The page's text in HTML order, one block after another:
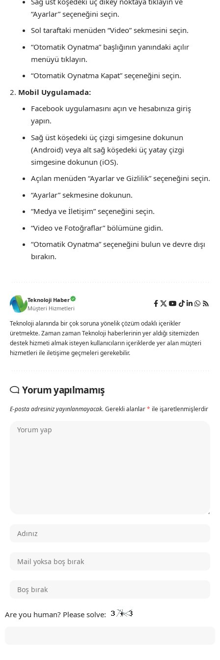
“Ayarlar” seçeneğini seçin.
Sol taraftaki menüden “Video” sekmesini seçin.
“Otomatik Oynatma” başlığının yanındaki açılır
menüyü tıklayın.
“Otomatik Oynatma Kapat” seçeneğini seçin.
Mobil Uygulamada:
Facebook uygulamasını açın ve hesabınıza giriş
yapın.
Sağ üst köşedeki üç çizgi simgesine dokunun
(Android) veya alt sağ köşedeki üç yatay çizgi
simgesine dokunun (iOS).
Açılan menüden “Ayarlar ve Gizlilik” seçeneğini seçin.
“Ayarlar” sekmesine dokunun.
“Medya ve İletişim” seçeneğini seçin.
“Video ve Fotoğraflar” bölümüne gidin.
“Otomatik Oynatma” seçeneğini bulun ve devre dışı
bırakın.
Teknoloji Haber
Müşteri Hizmetleri
Teknoloji alanında bir çok soruna yönelik çözüm odaklı içerikler
üretmekte. Zaman zaman Teknoloji haberlerinin yer aldığı sitemizden
destek hizmeti almak isteyen kullanıcıların içeriklerde yer alan müşteri
hizmetleri ile iletişime geçmeleri gerekebilir.
Yorum yapılmamış
E-posta adresiniz yayınlanmayacak. Gerekli alanlar* ile işaretlenmişlerdir
Are you human? Please solve: